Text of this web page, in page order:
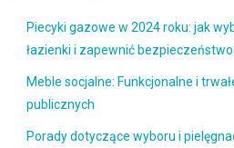
Piecyki gazowe w 2024 roku: jak
łazienki i zapewnić
Meble socjalne: Funkcjonalne i
publicznych
Porady dotyczące wyboru i